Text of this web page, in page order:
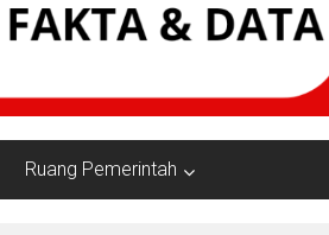
Ruang Pemerintah